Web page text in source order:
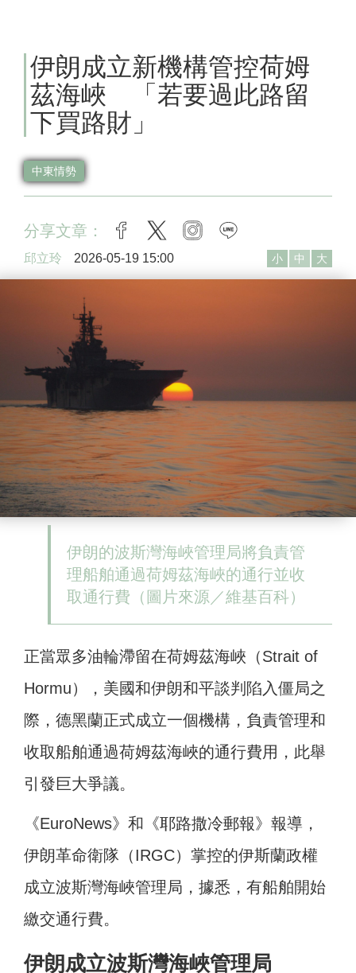
伊朗成立新機構管控荷姆
茲海峽 「若要過此路留
下買路財」
中東情勢
分享文章： facebook
twitter instagram
邱立玲 2026-05-19 15:00 小 中 大
伊朗的波斯灣海峽管理局將負責管
理船舶通過荷姆茲海峽的通行並收
取通行費（圖片來源／維基百科）
正當眾多油輪滯留在荷姆茲海峽（Strait of
Hormu），美國和伊朗和平談判陷入僵局之
際，德黑蘭正式成立一個機構，負責管理和
收取船舶通過荷姆茲海峽的通行費用，此舉
引發巨大爭議。
《EuroNews》和《耶路撒冷郵報》報導，
伊朗革命衛隊（IRGC）掌控的伊斯蘭政權
成立波斯灣海峽管理局，據悉，有船舶開始
繳交通行費。
伊朗成立波斯灣海峽管理局